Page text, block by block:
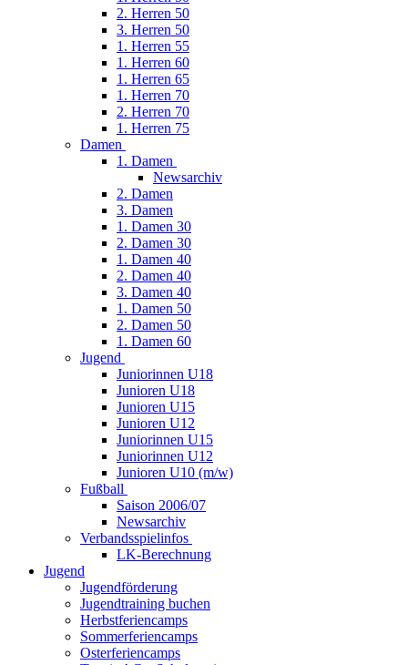
2. Herren 50
3. Herren 50
1. Herren 55
1. Herren 60
1. Herren 65
1. Herren 70
2. Herren 70
1. Herren 75
Damen
1. Damen
Newsarchiv
2. Damen
3. Damen
1. Damen 30
2. Damen 30
1. Damen 40
2. Damen 40
3. Damen 40
1. Damen 50
2. Damen 50
1. Damen 60
Jugend
Juniorinnen U18
Junioren U18
Junioren U15
Junioren U12
Juniorinnen U15
Juniorinnen U12
Junioren U10 (m/w)
Fußball
Saison 2006/07
Newsarchiv
Verbandsspielinfos
LK-Berechnung
Jugend
Jugendförderung
Jugendtraining buchen
Herbstferiencamps
Sommerferiencamps
Osterferiencamps